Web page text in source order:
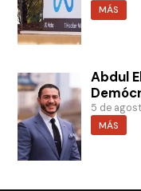
MÁS
Abdul
5 de
MÁS